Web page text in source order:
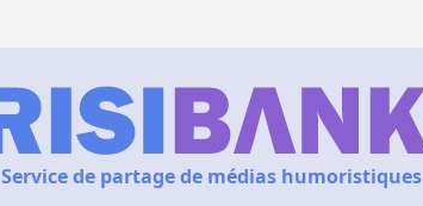
Service de partage de médias humoristiques